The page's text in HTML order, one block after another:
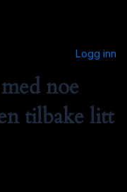
Logg inn
noe
tilbake litt